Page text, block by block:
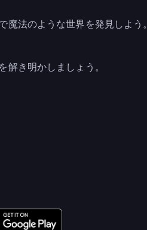
法のような世界を発見しよう。
き明かしましょう。